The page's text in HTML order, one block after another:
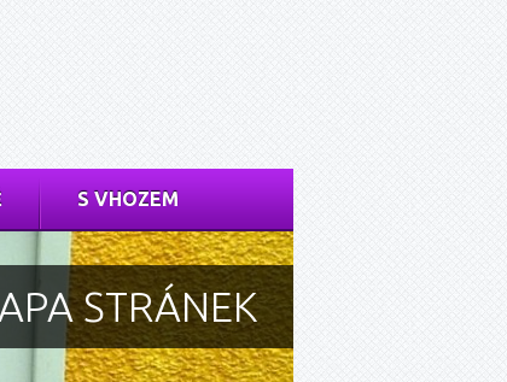
S VHOZEM
STRÁNEK